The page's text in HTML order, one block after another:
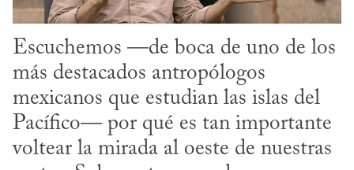
Escuchemos —de boca de uno de los
más destacados antropólogos
mexicanos que estudian las islas del
Pacífico— por qué es tan importante
voltear la mirada al oeste de nuestras